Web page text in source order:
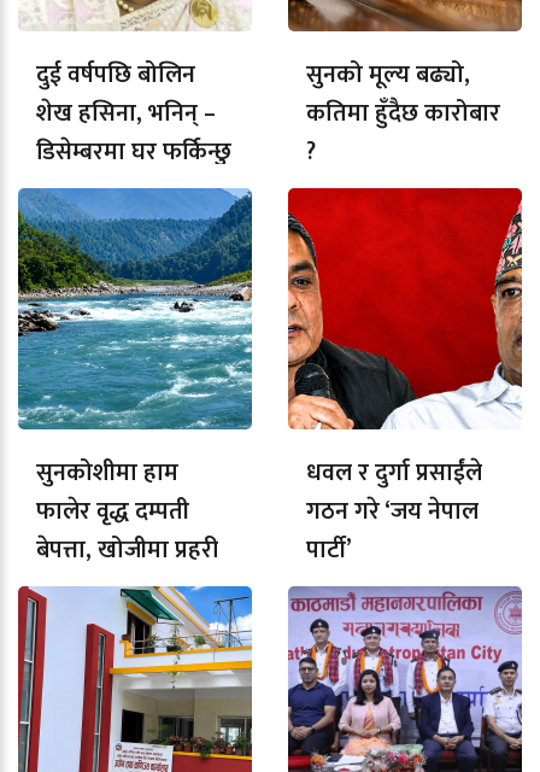
दुई वर्षपछि बोलिन
शेख हसिना, भनिन् –
डिसेम्बरमा घर फर्किन्छु
सुनको मूल्य बढ्यो,
कतिमा हुँदैछ कारोबार
?
सुनकोशीमा हाम
फालेर वृद्ध दम्पती
बेपत्ता, खोजीमा प्रहरी
धवल र दुर्गा प्रसाईंले
गठन गरे ‘जय नेपाल
पार्टी’